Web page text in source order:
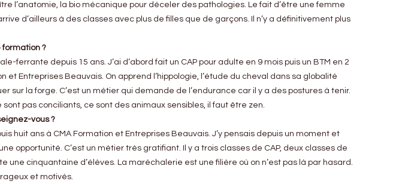
l’anatomie, la bio mécanique pour déceler des pathologies. Le fait d’être une femme
d’ailleurs à des classes avec plus de filles que de garçons. Il n’y a définitivement plus
formation ?
ferrante depuis 15 ans. J’ai d’abord fait un CAP pour adulte en 9 mois puis un BTM en 2
et Entreprises Beauvais. On apprend l’hippologie, l’étude du cheval dans sa globalité
sur la forge. C’est un métier qui demande de l’endurance car il y a des postures à tenir.
sont pas conciliants, ce sont des animaux sensibles, il faut être zen.
vous ?
huit ans à CMA Formation et Entreprises Beauvais. J’y pensais depuis un moment et
opportunité. C’est un métier très gratifiant. Il y a trois classes de CAP, deux classes de
une cinquantaine d’élèves. La maréchalerie est une filière où on n’est pas là par hasard.
et motivés.